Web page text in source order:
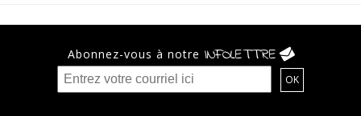
Abonnez-vous à notre INFOLETTRE